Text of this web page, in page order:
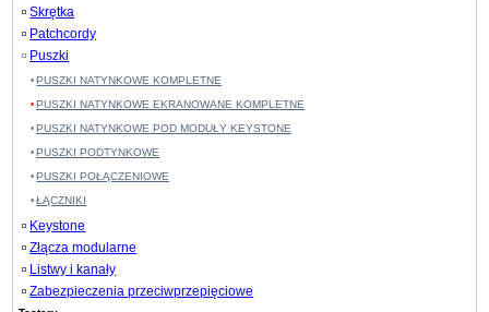
Skrętka
Patchcordy
Puszki
PUSZKI NATYNKOWE KOMPLETNE
PUSZKI NATYNKOWE EKRANOWANE KOMPLETNE
PUSZKI NATYNKOWE POD MODUŁY KEYSTONE
PUSZKI PODTYNKOWE
PUSZKI POŁĄCZENIOWE
ŁĄCZNIKI
Keystone
Złącza modularne
Listwy i kanały
Zabezpieczenia przeciwprzepięciowe